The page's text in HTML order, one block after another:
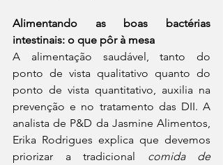
Alimentando as boas bactérias
intestinais: o que pôr à mesa
A alimentação saudável, tanto do
ponto de vista qualitativo quanto do
ponto de vista quantitativo, auxilia na
prevenção e no tratamento das DII. A
analista de P&D da Jasmine Alimentos,
Erika Rodrigues explica que devemos
priorizar a tradicional comida de